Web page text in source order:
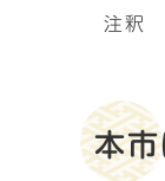
注釈
本